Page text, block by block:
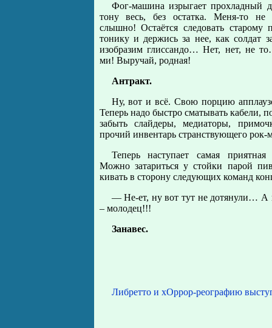
Фог-машина изрыгает прохладный
тону весь, без остатка. Меня-то
слышно! Остаётся следовать старому
тонику и держись за нее, как солдат
изобразим глиссандо… Нет, нет, не
ми! Выручай, родная!
Антракт.
Ну, вот и всё. Свою порцию
Теперь надо быстро сматывать кабели,
забыть слайдеры, медиаторы,
прочий инвентарь странствующего рок-
Теперь наступает самая приятная
Можно затариться у стойки парой
кивать в сторону следующих команд
— Не-ет, ну вот тут не дотянули… А
– молодец!!!
Занавес.
Либретто и хОррор-реографию